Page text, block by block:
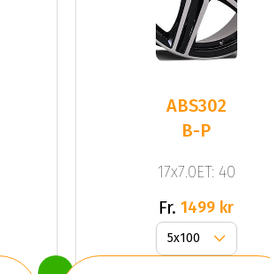
ABS302
B-P
17x7.0ET: 40
Fr. 1499 kr